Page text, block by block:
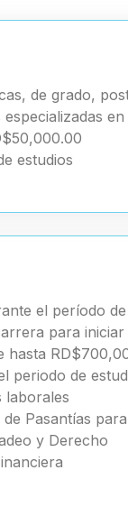
de grado,
estudios
el período
para
hasta
periodo de
laborales
Pasantías
y Derecho